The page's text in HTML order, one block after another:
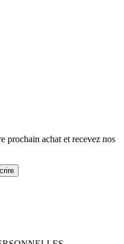
prochain achat et recevez nos